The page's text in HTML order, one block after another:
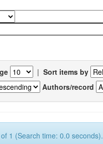
| Sort items by
Authors/record
1 (Search time: 0.0 seconds).